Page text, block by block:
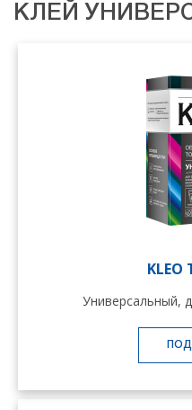
КЛЕЙ
KLEO
Универсальный,